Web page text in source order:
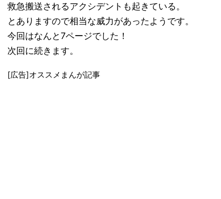
救急搬送されるアクシデントも起きている。
とありますので相当な威力があったようです。
今回はなんと7ページでした！
次回に続きます。
[広告]オススメまんが記事